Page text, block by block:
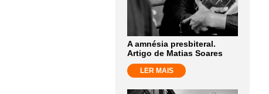
A amnésia presbiteral.
Artigo de Matias Soares
LER MAIS